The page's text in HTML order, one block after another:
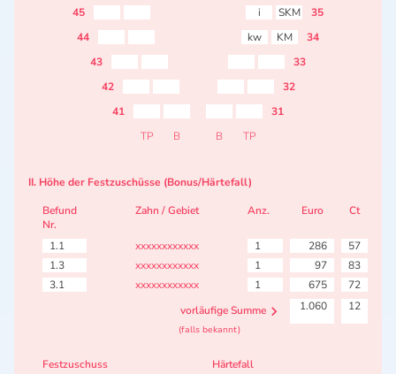
45
i SKM
35
44
kw KM
34
43
33
42
32
41
31
TP
B B TP
II. Höhe der Festzuschüsse (Bonus/Härtefall)
Befund
Nr.
Zahn / Gebiet Anz. Euro Ct
1.1 xxxxxxxxxxxx 1 286
57
1.3
xxxxxxxxxxxx 1 97
83
3.1
xxxxxxxxxxxx 1 675
72
vorläufige Summe
1.060 12
(falls bekannt)
Festzuschuss
Härtefall